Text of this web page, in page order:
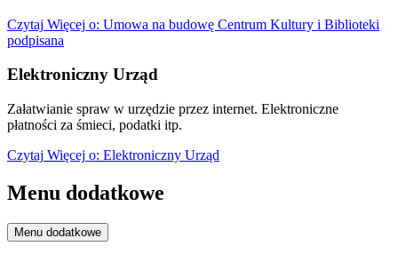
Czytaj Więcej o: Umowa na budowę Centrum Kultury i Biblioteki
podpisana
Elektroniczny Urząd
Załatwianie spraw w urzędzie przez internet. Elektroniczne
płatności za śmieci, podatki itp.
Czytaj Więcej o: Elektroniczny Urząd
Menu dodatkowe
Menu dodatkowe